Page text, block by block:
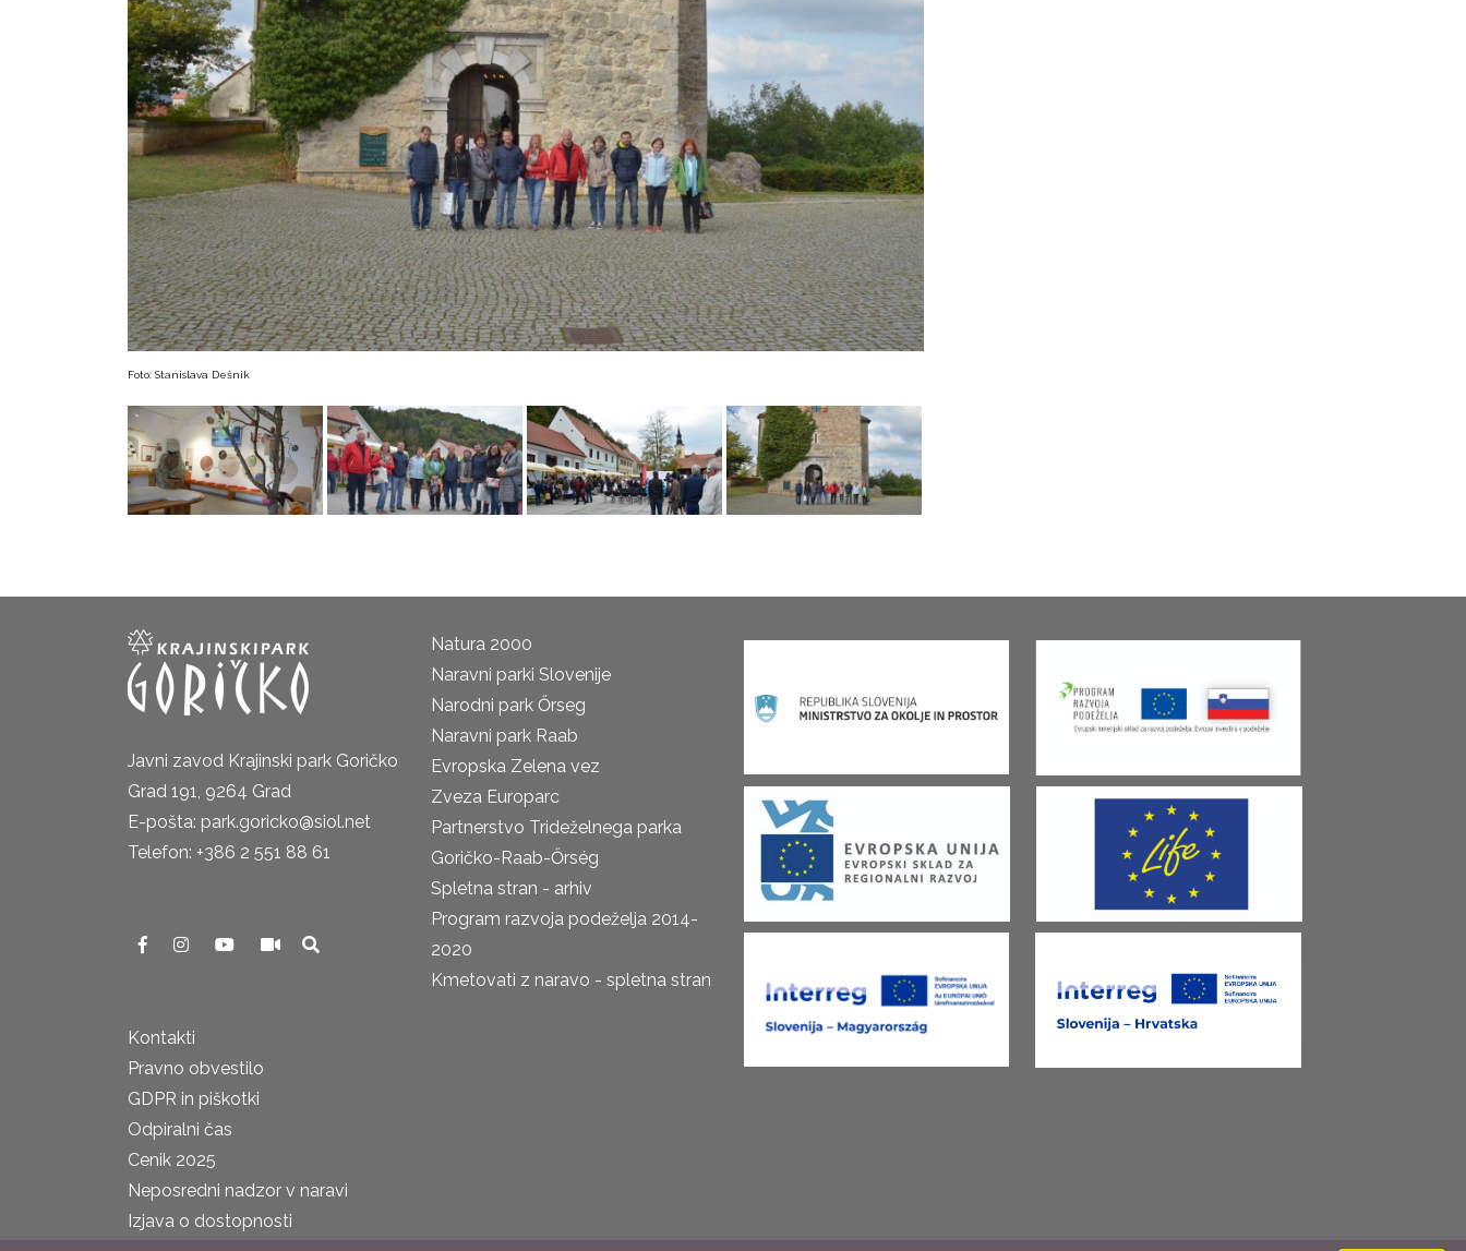
Foto: Stanislava Dešnik
Javni zavod Krajinski park Goričko
Grad 191, 9264 Grad
E-pošta: park.goricko@siol.net
Telefon: +386 2 551 88 61
Kontakti
Pravno obvestilo
GDPR in piškotki
Odpiralni čas
Cenik 2025
Neposredni nadzor v naravi
Izjava o dostopnosti
Natura 2000
Naravni parki Slovenije
Narodni park Őrseg
Naravni park Raab
Evropska Zelena vez
Zveza Europarc
Partnerstvo Trideželnega parka
Goričko-Raab-Őrség
Spletna stran - arhiv
Program razvoja podeželja 2014-
2020
Kmetovati z naravo - spletna stran